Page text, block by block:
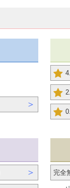
＞
＞ 完全